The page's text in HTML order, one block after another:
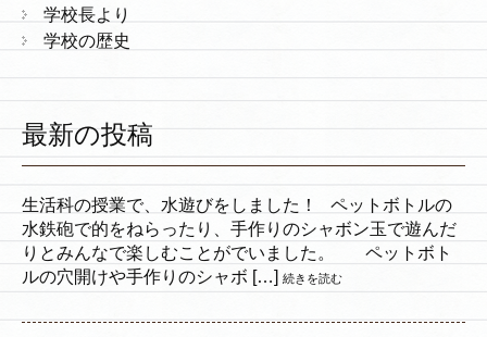
学校長より
学校の歴史
最新の投稿
生活科の授業で、水遊びをしました！ ペットボトルの
水鉄砲で的をねらったり、手作りのシャボン玉で遊んだ
りとみんなで楽しむことがでいました。 ペットボト
ルの穴開けや手作りのシャボ […] 続きを読む